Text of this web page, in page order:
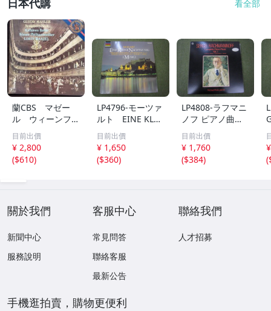
日本代購 看全部
蘭CBS マゼー
ル ウィーンフィ
ル バトル マー
ラー 交響曲第４
番 マゼール絶頂
期の録音
目前出價
¥ 2,800
($610)
LP4796-モーツァ
ルト EINE KLEI
NE NACHTMUSI
K
目前出價
¥ 1,650
($360)
LP4808-ラフマニ
ノフ ピアノ曲全
集 第１集 非売
品
目前出價
¥ 1,760
($384)
(
關於我們
新聞中心
服務說明
客服中心
常見問答
聯絡客服
最新公告
聯絡我們
人才招募
手機逛拍賣，購物更便利